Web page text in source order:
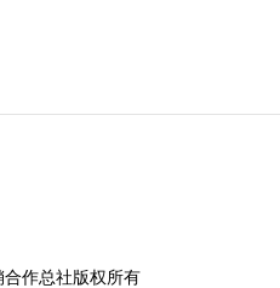
合作总社版权所有